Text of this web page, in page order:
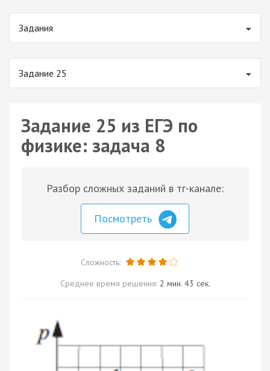
Задания
Задание 25
Задание 25 из ЕГЭ по
физике: задача 8
Разбор сложных заданий в тг-канале:
Посмотреть
Сложность:
Среднее время решения: 2 мин. 43 сек.